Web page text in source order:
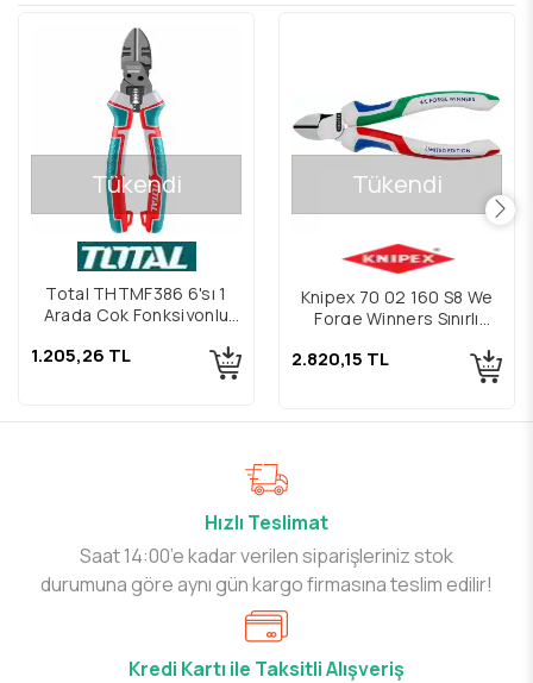
Tükendi
Total THTMF386 6'sı 1
Arada Çok Fonksiyonlu
1.205,26 TL
Tükendi
Knipex 70 02 160 S8 We
Forge Winners Sınırlı
2.820,15 TL
Hızlı Teslimat
Saat 14:00’e kadar verilen siparişleriniz stok
durumuna göre aynı gün kargo firmasına teslim edilir!
Kredi Kartı ile Taksitli Alışveriş